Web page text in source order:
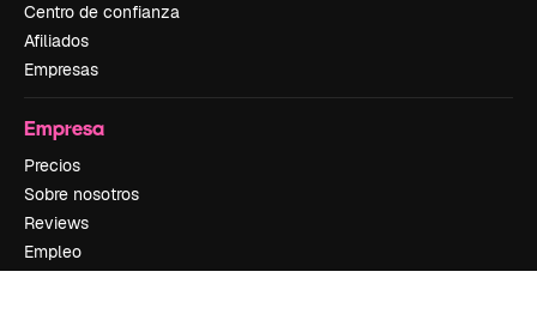
Centro de confianza
Afiliados
Empresas
Empresa
Precios
Sobre nosotros
Reviews
Empleo